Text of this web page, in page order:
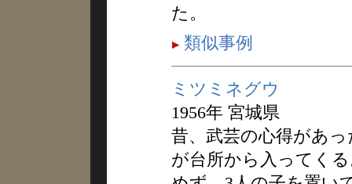
た。
類似事例
ミツミネグウ
1956年 宮城県
昔、武芸の心得があ
が台所から入ってく